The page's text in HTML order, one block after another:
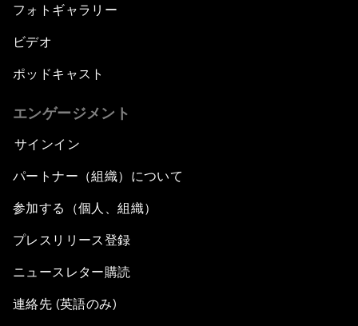
フォトギャラリー
ビデオ
ポッドキャスト
エンゲージメント
サインイン
パートナー（組織）について
参加する（個人、組織）
プレスリリース登録
ニュースレター購読
連絡先 (英語のみ)